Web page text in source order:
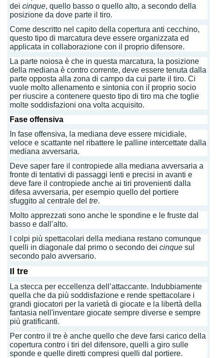
deicinque, quello basso o quello alto, a secondo della
posizione da dove parte il tiro.
Come descritto nel capito della copertura anti cecchino,
questo tipo di marcatura deve essere organizzata ed
applicata in collaborazione con il proprio difensore.
La parte noiosa è che in questa marcatura, la posizione
della mediana è contro corrente, deve essere tenuta dalla
parte opposta alla zona di campo da cui parte il tiro. Ci
vuole molto allenamento e sintonia con il proprio socio
per riuscire a contenere questo tipo di tiro ma che toglie
molte soddisfazioni ona volta acquisito.
Fase offensiva
In fase offensiva, la mediana deve essere micidiale,
veloce e scattante nel ribattere le palline intercettate dalla
mediana avversaria.
Deve saper fare il contropiede alla mediana avversaria a
fronte di tentativi di passaggi lenti e precisi in avanti e
deve fare il contropiede anche ai tiri provenienti dalla
difesa avversaria, per esempio quello del portiere
sfuggito al centrale deltre.
Molto apprezzati sono anche le spondine e le fruste dal
basso e dall’alto.
I colpi più spettacolari della mediana restano comunque
quelli in diagonale dal primo o secondo deicinque sul
secondo palo avversario.
Il tre
La stecca per eccellenza dell’attaccante. Indubbiamente
quella che da più soddisfazione e rende spettacolare i
grandi giocatori per la varietà di giocate e la libertà della
fantasia nell'inventare giocate sempre diverse e sempre
più gratificanti.
Per contro il tre è anche quello che deve farsi carico della
copertura contro i tiri del difensore, quelli a giro sulle
sponde e quelle diretti compresi quelli dal portiere.